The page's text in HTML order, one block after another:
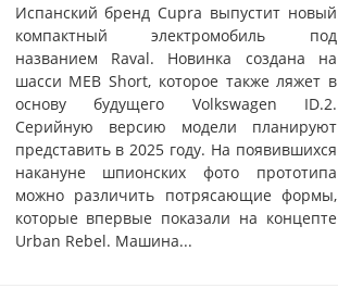
Испанский бренд Cupra выпустит новый
компактный электромобиль под
названием Raval. Новинка создана на
шасси MEB Short, которое также ляжет в
основу будущего Volkswagen ID.2.
Серийную версию модели планируют
представить в 2025 году. На появившихся
накануне шпионских фото прототипа
можно различить потрясающие формы,
которые впервые показали на концепте
Urban Rebel. Машина...